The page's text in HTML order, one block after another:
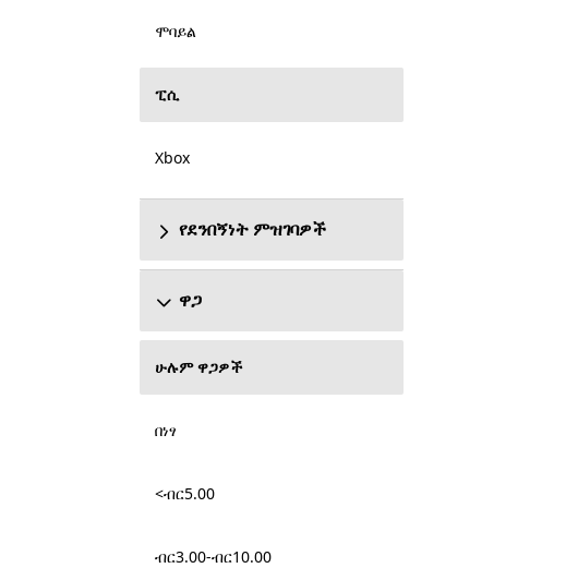
ሞባይል
ፒሲ
Xbox
የደንበኝነት ምዝገባዎች
ዋጋ
ሁሉም ዋጋዎች
በነፃ
<ብር5.00
ብር3.00-ብር10.00